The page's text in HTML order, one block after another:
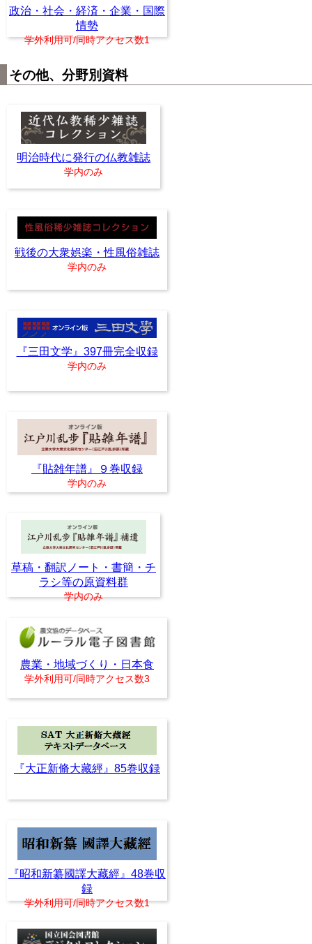
政治・社会・経済・企業・国際
情勢
学外利用可/同時アクセス数1
その他、分野別資料
明治時代に発行の仏教雑誌
学内のみ
戦後の大衆娯楽・性風俗雑誌
学内のみ
『三田文学』397冊完全収録
学内のみ
『貼雑年譜』９巻収録
学内のみ
草稿・翻訳ノート・書簡・チ
ラシ等の原資料群
学内のみ
農業・地域づくり・日本食
学外利用可/同時アクセス数3
『大正新脩大藏經』85巻収録
『昭和新纂國譯大藏經』48巻収
録
学外利用可/同時アクセス数1